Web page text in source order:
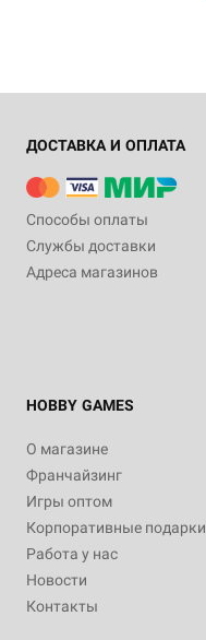
ДОСТАВКА И ОПЛАТА
Способы оплаты
Службы доставки
Адреса магазинов
HOBBY GAMES
О магазине
Франчайзинг
Игры оптом
Корпоративные подарки
Работа у нас
Новости
Контакты